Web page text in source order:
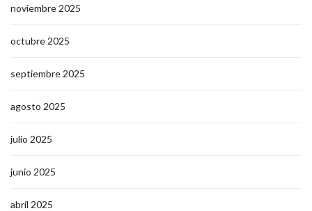
noviembre 2025
octubre 2025
septiembre 2025
agosto 2025
julio 2025
junio 2025
abril 2025